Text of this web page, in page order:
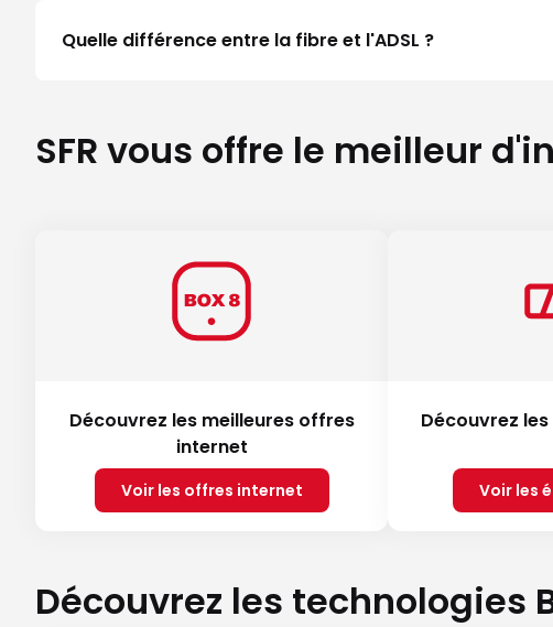
Quelle différence entre la fibre et l'ADSL ?
SFR vous offre le meilleur
Découvrez les meilleures offres
internet
Voir les offres internet
Découvrez les
Voir les
Découvrez les technologies